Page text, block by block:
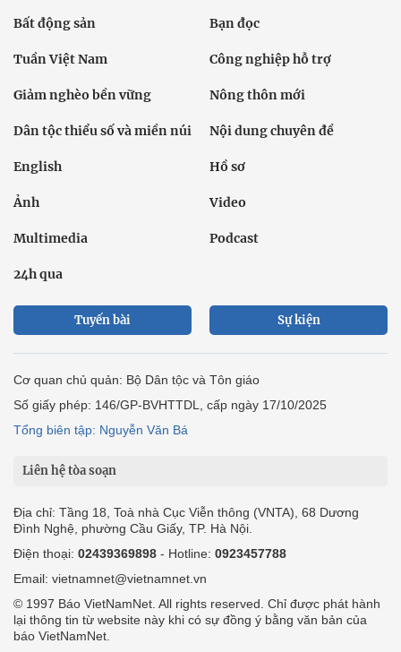
Bất động sản Bạn đọc
Tuần Việt Nam Công nghiệp hỗ trợ
Giảm nghèo bền vững Nông thôn mới
Dân tộc thiểu số và miền núi Nội dung chuyên đề
English Hồ sơ
Ảnh Video
Multimedia Podcast
24h qua
Tuyến bài Sự kiện
Cơ quan chủ quản: Bộ Dân tộc và Tôn giáo
Số giấy phép: 146/GP-BVHTTDL, cấp ngày 17/10/2025
Tổng biên tập: Nguyễn Văn Bá
Liên hệ tòa soạn
Địa chỉ: Tầng 18, Toà nhà Cục Viễn thông (VNTA), 68 Dương
Đình Nghệ, phường Cầu Giấy, TP. Hà Nội.
Điện thoại: 02439369898 - Hotline: 0923457788
Email: vietnamnet@vietnamnet.vn
© 1997 Báo VietNamNet. All rights reserved. Chỉ được phát hành
lại thông tin từ website này khi có sự đồng ý bằng văn bản của
báo VietNamNet.